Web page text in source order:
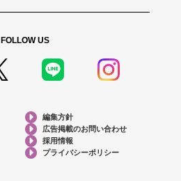
FOLLOW US
編集方針
広告掲載のお問い合わせ
採用情報
プライバシーポリシー